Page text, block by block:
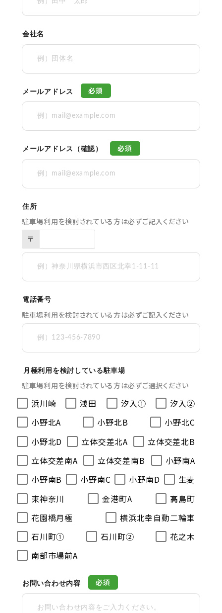
会社名
メールアドレス 必須
メールアドレス（確認） 必須
住所
駐車場利用を検討されている方は必ずご記入ください
〒
電話番号
駐車場利用を検討されている方は必ずご記入ください
月極利用を検討している駐車場
駐車場利用を検討されている方は必ずご選択ください
浜川崎 浅田 汐入①
汐入②
小野北A
小野北B
小野北C
小野北D
立体交差北A
立体交差北B
立体交差南A
立体交差南B
小野南A
小野南B
小野南C 小野南D
生麦
東神奈川
金港町A
高島町
花園橋月極
横浜北幸自動二輪車
石川町①
石川町②
花之木
南部市場前A
お問い合わせ内容 必須